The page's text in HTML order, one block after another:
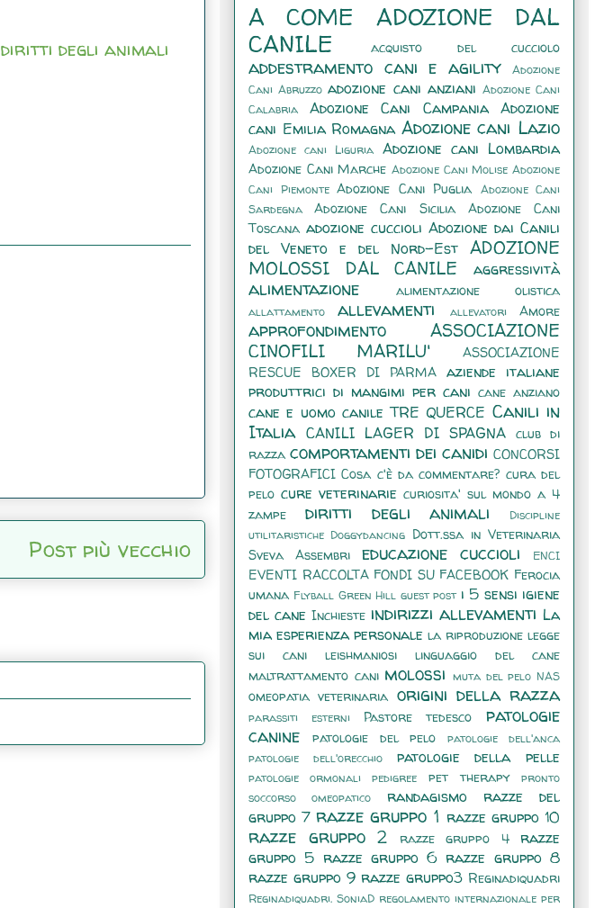
diritti degli animali
Post più vecchio
A COME ADOZIONE DAL
CANILE
acquisto del cucciolo
addestramento cani e agility
Adozione
Cani Abruzzo adozione cani anziani Adozione Cani
Calabria
Adozione Cani Campania
Adozione
cani Emilia Romagna Adozione cani Lazio
Adozione cani Liguria Adozione cani Lombardia
Adozione Cani Marche Adozione Cani Molise Adozione
Cani Piemonte Adozione Cani Puglia Adozione Cani
Sardegna
Adozione Cani Sicilia
Adozione Cani
Toscana adozione cuccioli Adozione dai Canili
del Veneto e del Nord-Est ADOZIONE
MOLOSSI DAL CANILE
aggressività
alimentazione alimentazione olistica
allattamento allevamenti allevatori Amore
approfondimento
ASSOCIAZIONE
CINOFILI MARILU'
ASSOCIAZIONE
RESCUE BOXER DI PARMA aziende italiane
produttrici di mangimi per cani cane anziano
cane e uomo canile TRE QUERCE Canili in
Italia CANILI LAGER DI SPAGNA club di
razza comportamenti dei canidi CONCORSI
FOTOGRAFICI Cosa c'è da commentare? cura del
pelo cure veterinarie curiosita' sul mondo a 4
zampe
diritti degli animali
Discipline
utilitaristiche Doggydancing Dott.ssa in Veterinaria
Sveva Assembri
educazione cuccioli ENCI
EVENTI RACCOLTA FONDI SU FACEBOOK Ferocia
umana Flyball Green Hill guest post i 5 sensi igiene
del cane Inchieste indirizzi allevamenti La
mia esperienza personale la riproduzione legge
sui cani
leishmaniosi
linguaggio del cane
maltrattamento cani molossi muta del pelo NAS
omeopatia veterinaria origini della razza
parassiti esterni Pastore tedesco
patologie
canine
patologie del pelo
patologie dell'anca
patologie dell'orecchio
patologie della pelle
patologie ormonali pedigree pet therapy
pronto
soccorso omeopatico
randagismo
razze del
gruppo 7 razze gruppo 1 razze gruppo 10
razze gruppo 2 razze gruppo 4
razze
gruppo 5 razze gruppo 6 razze gruppo 8
razze gruppo 9 razze gruppo3 Reginadiquadri
Reginadiquadri. SoniaD regolamento internazionale per